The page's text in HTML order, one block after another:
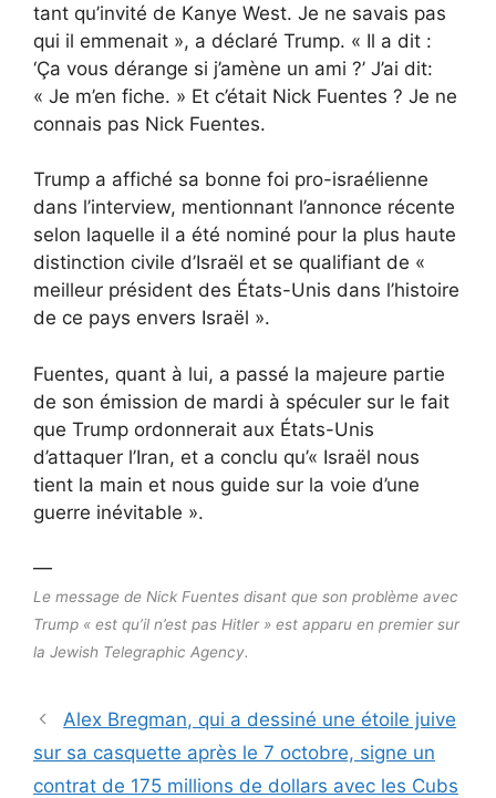
tant qu’invité de Kanye West. Je ne savais pas
qui il emmenait », a déclaré Trump. « Il a dit :
‘Ça vous dérange si j’amène un ami ?’ J’ai dit:
« Je m’en fiche. » Et c’était Nick Fuentes ? Je ne
connais pas Nick Fuentes.
Trump a affiché sa bonne foi pro-israélienne
dans l’interview, mentionnant l’annonce récente
selon laquelle il a été nominé pour la plus haute
distinction civile d’Israël et se qualifiant de «
meilleur président des États-Unis dans l’histoire
de ce pays envers Israël ».
Fuentes, quant à lui, a passé la majeure partie
de son émission de mardi à spéculer sur le fait
que Trump ordonnerait aux États-Unis
d’attaquer l’Iran, et a conclu qu’« Israël nous
tient la main et nous guide sur la voie d’une
guerre inévitable ».
—
Le message de Nick Fuentes disant que son problème avec
Trump « est qu’il n’est pas Hitler » est apparu en premier sur
la Jewish Telegraphic Agency.
Alex Bregman, qui a dessiné une étoile juive
sur sa casquette après le 7 octobre, signe un
contrat de 175 millions de dollars avec les Cubs